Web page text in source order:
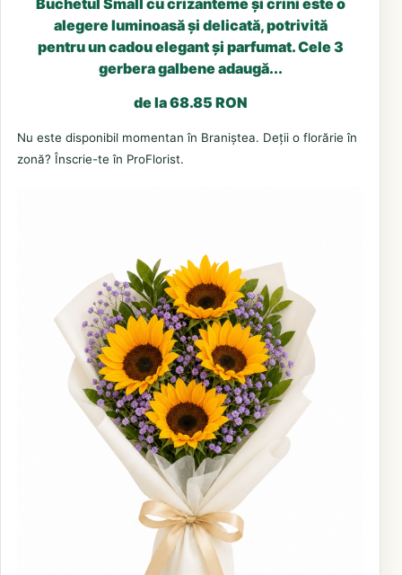
alegere luminoasă și delicată, potrivită
pentru un cadou elegant și parfumat. Cele 3
gerbera galbene adaugă...
de la 68.85 RON
Nu este disponibil momentan în Braniștea. Deții o florărie în
zonă? Înscrie-te în ProFlorist.